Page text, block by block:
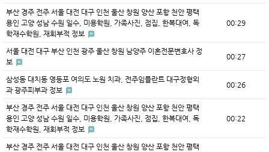
부산 경주 전주 서울 대전 대구 인천 울산 창원 양산 포항 천안 평택
용인 고양 성남 수원 일수, 미용학원, 가족사진, 점집, 한복대여, 독
학재수학원, 재회부적 정보
00:29
서울 대전 대구 부산 인천 광주 울산 창원 남양주 이혼전문변호사 정
보
00:27
삼성동 대치동 영등포 여의도 노원 치과, 전주임플란트 대구정형외
과 광주피부과 정보
00:26
부산 경주 전주 서울 대전 대구 인천 울산 창원 양산 포항 천안 평택
용인 고양 성남 수원 일수, 미용학원, 가족사진, 점집, 한복대여, 독
학재수학원, 재회부적 정보
00:22
부산 경주 전주 서울 대전 대구 인천 울산 창원 양산 포항 천안 평택